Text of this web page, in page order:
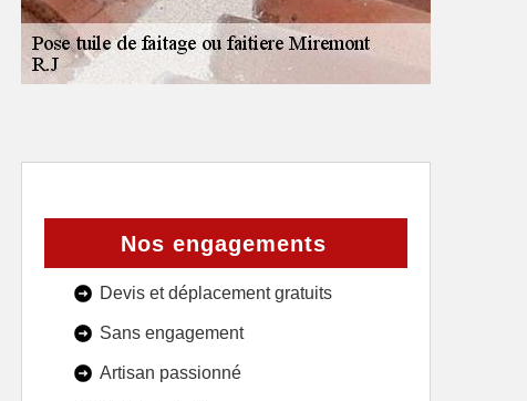
Nos engagements
Devis et déplacement gratuits
Sans engagement
Artisan passionné